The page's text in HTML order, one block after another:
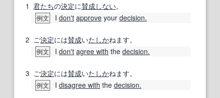
1 君たちの決定に賛成しない。
例文 I don't approve your decision.
2 ご決定には賛成いたしかねます。
例文 I don't agree with the decision.
3 ご決定には賛成いたしかねます。
例文 I disagree with the decision.